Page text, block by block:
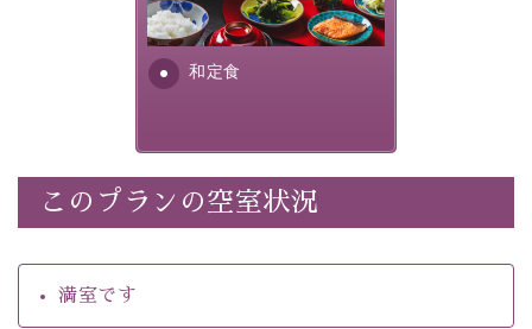
・チェックイン15時、チェックアウト10時
・朝食はこだわりの味噌汁をはじめとした和定食
自家源泉「美翠源泉」は酸化の進みが遅く新鮮で若返り
和定食
ふんだんに取り入れ、安心・
安全を心掛けた長野県産...
このプランの空室状況
満室です